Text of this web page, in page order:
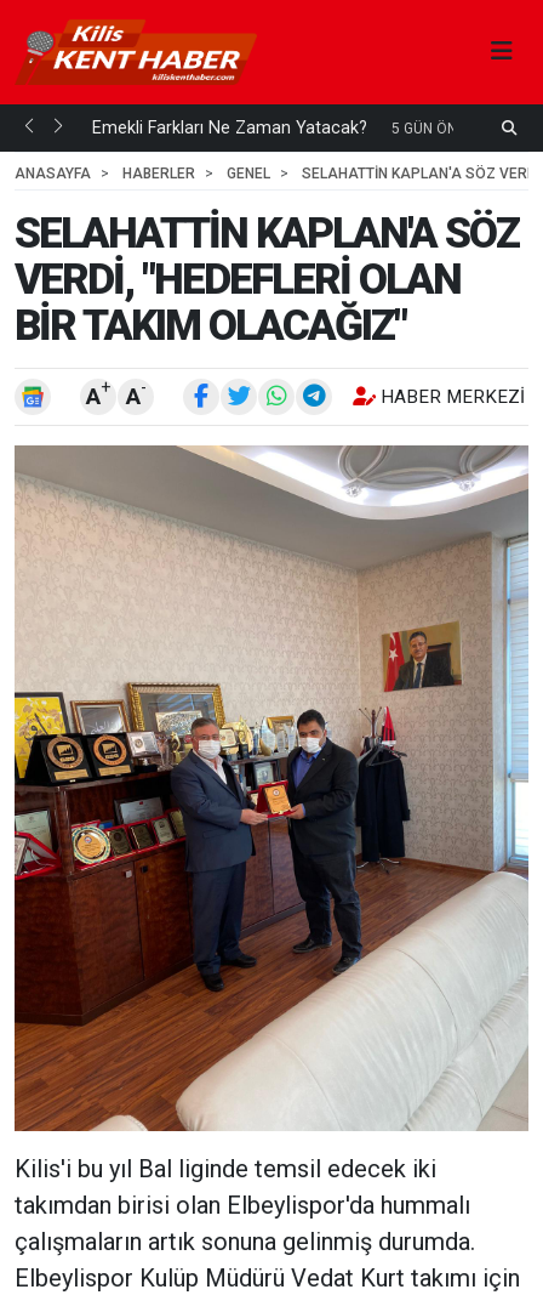
mi... Emekli Farkları Ne Zaman Yatacak? 5 GÜN ÖNCE
ANASAYFA
HABERLER GENEL SELAHATTİN KAPLAN'A SÖZ
SELAHATTİN KAPLAN'A SÖZ
VERDİ, "HEDEFLERİ OLAN
BİR TAKIM OLACAĞIZ"
A+ A- HABER MERKEZI
Kilis'i bu yıl Bal liginde temsil edecek iki
takımdan birisi olan Elbeylispor'da hummalı
çalışmaların artık sonuna gelinmiş durumda.
Elbeylispor Kulüp Müdürü Vedat Kurt takımı için